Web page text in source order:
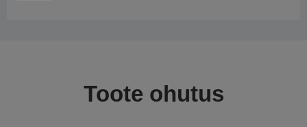
Toote ohutus